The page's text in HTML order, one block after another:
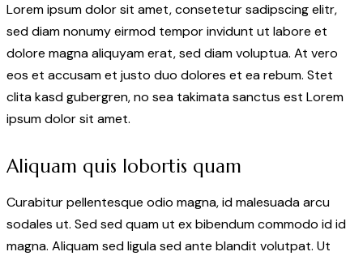
Lorem ipsum dolor sit amet, consetetur sadipscing elitr,
sed diam nonumy eirmod tempor invidunt ut labore et
dolore magna aliquyam erat, sed diam voluptua. At vero
eos et accusam et justo duo dolores et ea rebum. Stet
clita kasd gubergren, no sea takimata sanctus est Lorem
ipsum dolor sit amet.
Aliquam quis lobortis quam
Curabitur pellentesque odio magna, id malesuada arcu
sodales ut. Sed sed quam ut ex bibendum commodo id id
magna. Aliquam sed ligula sed ante blandit volutpat. Ut